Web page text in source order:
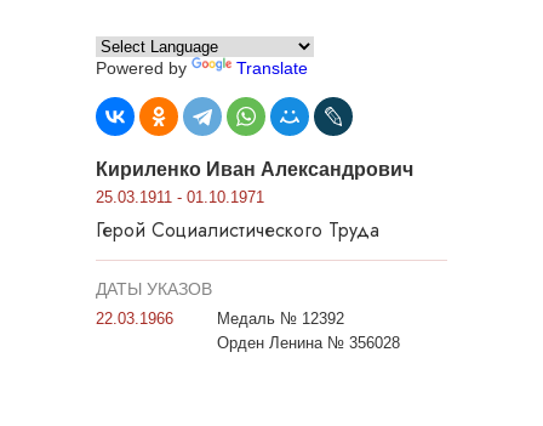
Powered by Translate
Кириленко Иван Александрович
25.03.1911 - 01.10.1971
Герой Социалистического Труда
ДАТЫ УКАЗОВ
22.03.1966
Медаль № 12392
Орден Ленина № 356028